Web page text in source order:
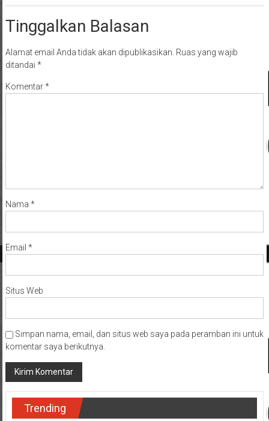
Tinggalkan Balasan
Alamat email Anda tidak akan dipublikasikan. Ruas yang wajib
ditandai *
Komentar*
Nama *
Email *
Situs Web
Simpan nama, email, dan situs web saya pada peramban ini untuk
komentar saya berikutnya.
Trending